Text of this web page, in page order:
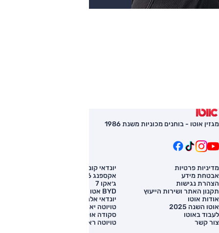
מגזין אוטו - בוחנים מכוניות משנת 1986
מדיניות פרטיות
אבטחת מידע
הצהרת נגישות
תקנון האתר ושירות הייעוץ
אודות אוטו
אוטו השנה 2025
לעבוד באוטו
צור קשר
יונדאי קונה
אקספנג G6
ג׳אקו 7
BYD אטו 3
יונדאי אלנטרה
טויוטה יאריס קרוס
סקודה אוקטביה
טויוטה ראב 4